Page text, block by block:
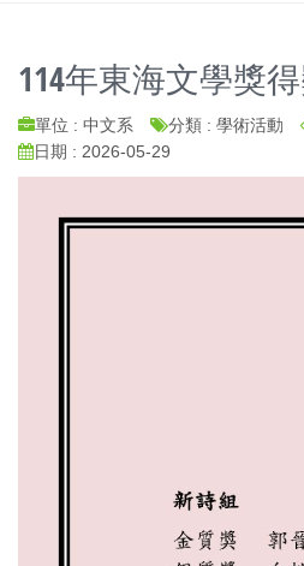
114年東海文學獎
單位 : 中文系 分類 : 學術活動
日期 : 2026-05-29